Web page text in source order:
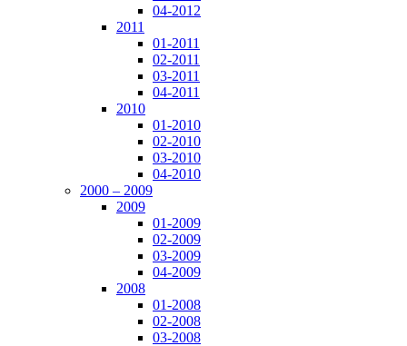
04-2012
2011
01-2011
02-2011
03-2011
04-2011
2010
01-2010
02-2010
03-2010
04-2010
2000 – 2009
2009
01-2009
02-2009
03-2009
04-2009
2008
01-2008
02-2008
03-2008